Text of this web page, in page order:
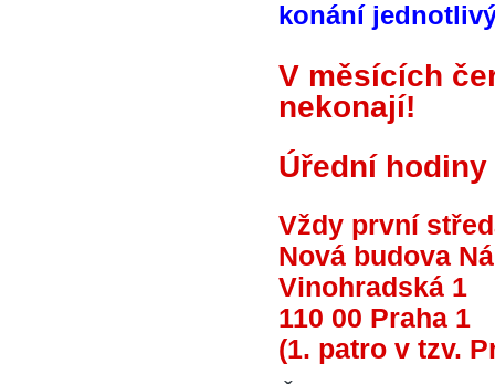
konání
V měsících
nekonají!
Úřední
Vždy první
Nová budova
Vinohradská 1
110 00 Praha 1
(1. patro v tzv.